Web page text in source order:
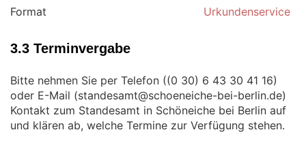
Format Urkundenservice
3.3 Terminvergabe
Bitte nehmen Sie per Telefon (
)
oder E-Mail (
)
Kontakt zum Standesamt in Schöneiche bei Berlin auf
und klären ab, welche Termine zur Verfügung stehen.